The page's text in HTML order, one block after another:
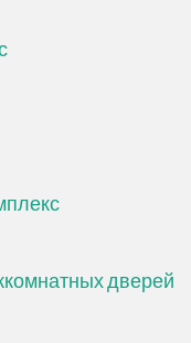
дверей